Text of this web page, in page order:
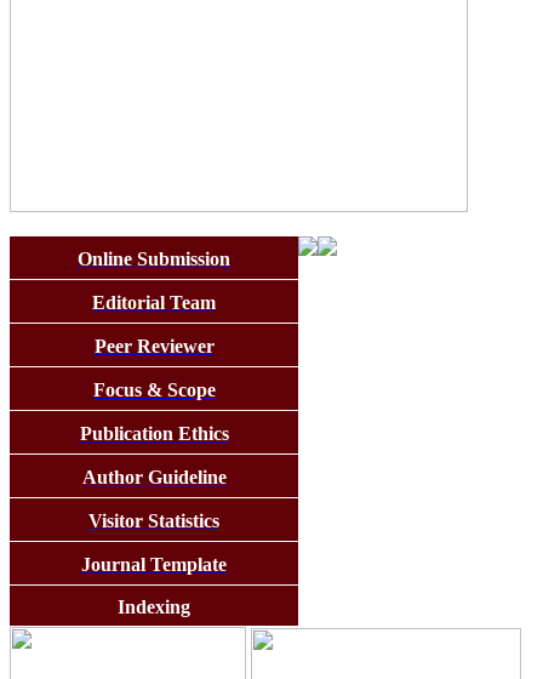
Online Submission
Editorial Team
Peer Reviewer
Focus & Scope
Publication Ethics
Author Guideline
Visitor Statistics
Journal Template
Indexing